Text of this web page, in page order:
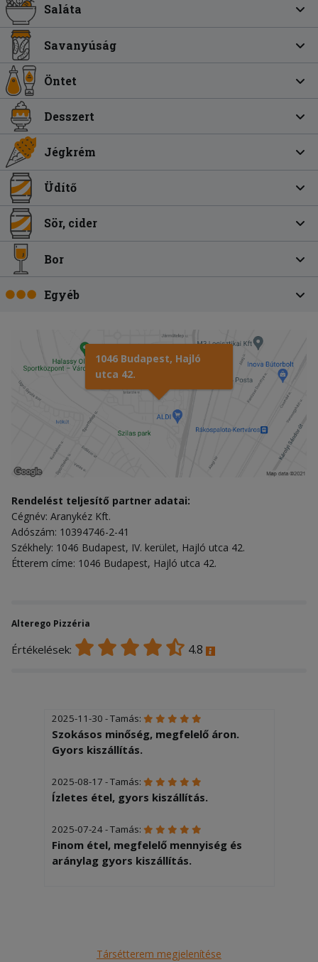
Saláta
Savanyúság
Öntet
Desszert
Jégkrém
Üdítő
Sör, cider
Bor
Egyéb
1046 Budapest, Hajló
utca 42.
Rendelést teljesítő partner adatai:
Cégnév: Aranykéz Kft.
Adószám: 10394746-2-41
Székhely: 1046 Budapest, IV. kerület, Hajló utca 42.
Étterem címe: 1046 Budapest, Hajló utca 42.
Alterego Pizzéria
Értékelések: 4.8
2025-11-30 - Tamás:
Szokásos minőség, megfelelő áron.
Gyors kiszállítás.
2025-08-17 - Tamás:
Ízletes étel, gyors kiszállítás.
2025-07-24 - Tamás:
Finom étel, megfelelő mennyiség és
aránylag gyors kiszállítás.
Társétterem megjelenítése